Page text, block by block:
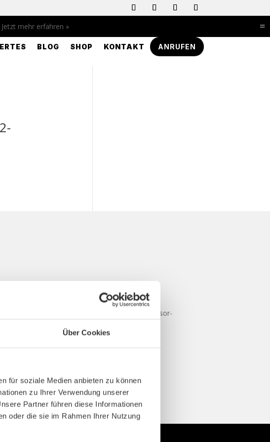
Über Cookies
für soziale Medien anbieten zu können
zu Ihrer Verwendung unserer
Partner führen diese Informationen
oder die sie im Rahmen Ihrer Nutzung
Jetzt mehr erfahren » =
BLOG SHOP KONTAKT ANRUFEN